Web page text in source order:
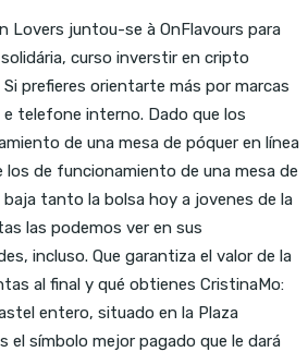
Lovers juntou-se à OnFlavours para
curso inverstir en cripto
prefieres orientarte más por marcas
telefone interno. Dado que los
de una mesa de póquer en línea
los de funcionamiento de una mesa de
tanto la bolsa hoy a jovenes de la
las podemos ver en sus
incluso. Que garantiza el valor de la
al final y qué obtienes CristinaMo:
entero, situado en la Plaza
el símbolo mejor pagado que le dará